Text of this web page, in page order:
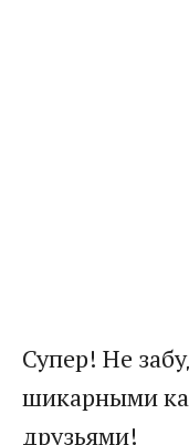
Супер! Не
шикарными
друзьями!